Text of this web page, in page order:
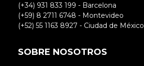
(+34) 931 833 199 - Barcelona
(+59) 8 2711 6748 - Montevideo
(+52) 55 1163 8927 - Ciudad de México
SOBRE NOSOTROS